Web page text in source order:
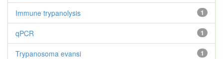
1
Immune trypanolysis
1
qPCR
1
Trypanosoma evansi